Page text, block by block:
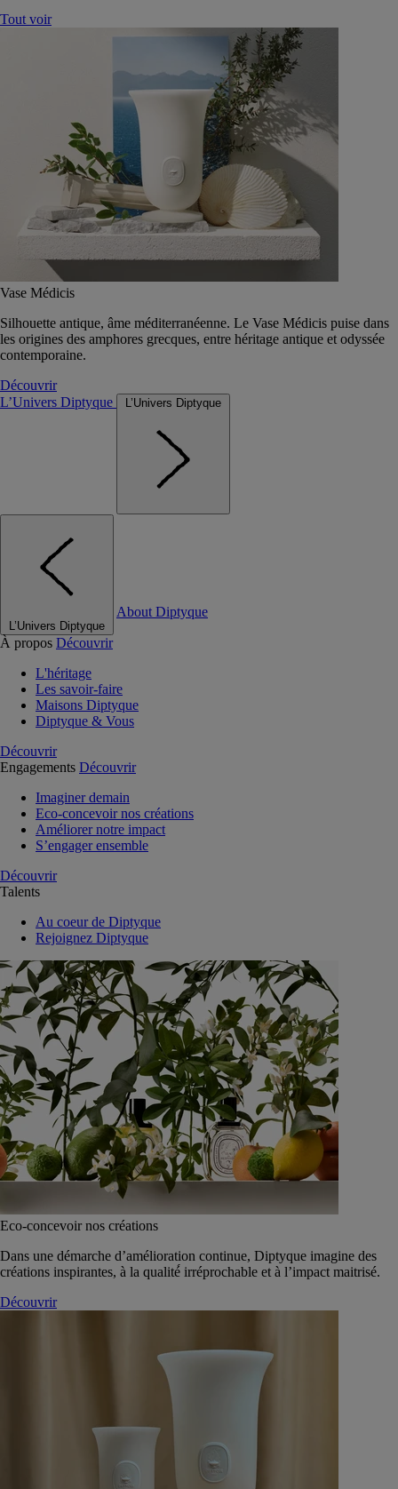
Tout voir
Vase Médicis
Silhouette antique, âme méditerranéenne. Le Vase Médicis puise dans
les origines des amphores grecques, entre héritage antique et odyssée
contemporaine.
Découvrir
L’Univers Diptyque
L’Univers Diptyque
L’Univers Diptyque
About Diptyque
À propos Découvrir
L'héritage
Les savoir-faire
Maisons Diptyque
Diptyque & Vous
Découvrir
Engagements Découvrir
Imaginer demain
Eco-concevoir nos créations
Améliorer notre impact
S’engager ensemble
Découvrir
Talents
Au coeur de Diptyque
Rejoignez Diptyque
Eco-concevoir nos créations
Dans une démarche d’amélioration continue, Diptyque imagine des
créations inspirantes, à la qualité́ irréprochable et à l’impact maitrisé.
Découvrir